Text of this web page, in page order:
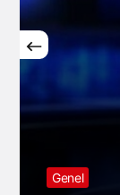
Genel